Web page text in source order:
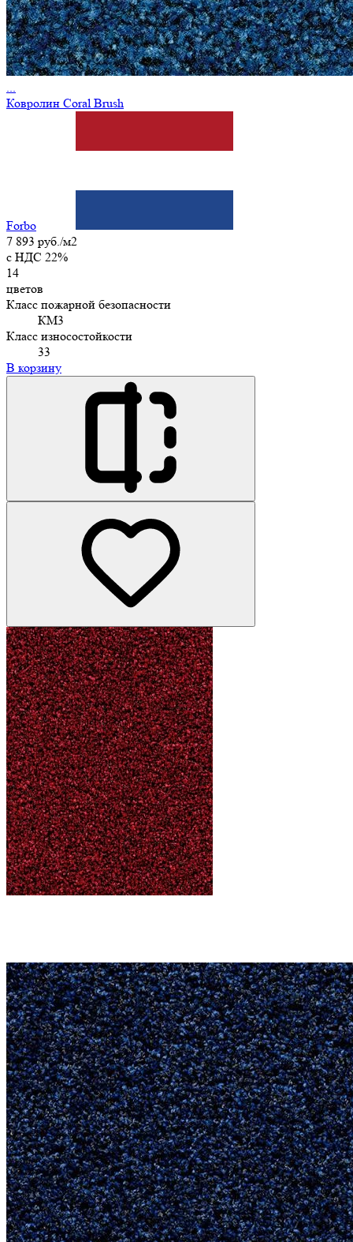
...
Ковролин Coral Brush
Forbo
7 893 руб./м2
c НДС 22%
14
цветов
Класс пожарной безопасности
КМ3
Класс износостойкости
33
В корзину